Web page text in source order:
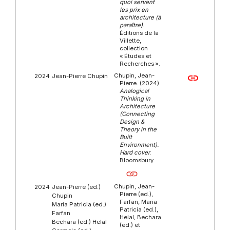
quoi servent
les prix en
architecture (à
paraître).
Éditions de la
Villette,
collection
« Études et
Recherches ».
2024 Jean-Pierre Chupin
Chupin, Jean-
Pierre. (2024).
Analogical
Thinking in
Architecture
(Connecting
Design &
Theory in the
Built
Environment).
Hard cover.
Bloomsbury.
link
2024 Jean-Pierre (ed.)
Chupin
Maria Patricia (ed.)
Farfan
Bechara (ed.) Helal
Chupin, Jean-
Pierre (ed.),
Farfan, Maria
Patricia (ed.),
Helal, Bechara
(ed.) et